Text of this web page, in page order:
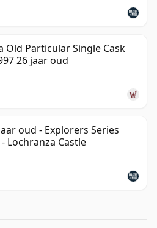
Old Particular Single Cask
26 jaar oud
oud - Explorers Series
Lochranza Castle